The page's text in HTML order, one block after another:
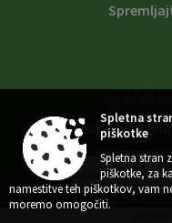
Želite ostati obveščeni
Spletna
piškotke
Spletna stran
piškotke, za
namestitve teh piškotkov, vam
moremo omogočiti.